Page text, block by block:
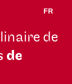
FR
de
de